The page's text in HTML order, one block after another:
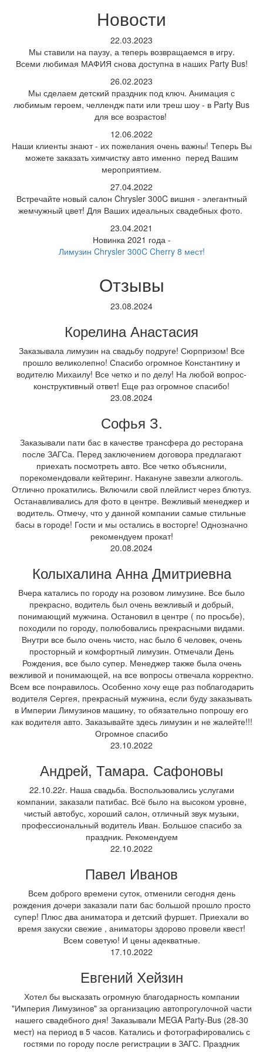
Новости
22.03.2023
Мы ставили на паузу, а теперь возвращаемся в игру.
Всеми любимая МАФИЯ снова доступна в наших Party Bus!
26.02.2023
Мы сделаем детский праздник под ключ. Анимация с
любимым героем, челлендж пати или треш шоу - в Party Bus
для все возрастов!
12.06.2022
Наши клиенты знают - их пожелания очень важны! Теперь Вы
можете заказать химчистку авто именно перед Вашим
мероприятием.
27.04.2022
Встречайте новый салон Chrysler 300C вишня - элегантный
жемчужный цвет! Для Ваших идеальных свадебных фото.
23.04.2021
Новинка 2021 года -
Лимузин Chrysler 300C Cherry 8 мест!
Отзывы
23.08.2024
Корелина Анастасия
Заказывала лимузин на свадьбу подруге! Сюрпризом! Все
прошло великолепно! Спасибо огромное Константину и
водителю Михаилу! Все четко и по делу! На любой вопрос-
конструктивный ответ! Еще раз огромное спасибо!
23.08.2024
Софья З.
Заказывали пати бас в качестве трансфера до ресторана
после ЗАГСа. Перед заключением договора предлагают
приехать посмотреть авто. Все четко объяснили,
порекомендовали кейтеринг. Накануне завезли алкоголь.
Отлично прокатились. Включили свой плейлист через блютуз.
Останавливались для фото в центре. Вежливый менеджер и
водитель. Отмечу, что у данной компании самые стильные
басы в городе! Гости и мы остались в восторге! Однозначно
рекомендуем прокат!
20.08.2024
Колыхалина Анна Дмитриевна
Вчера катались по городу на розовом лимузине. Все было
прекрасно, водитель был очень вежливый и добрый,
понимающий мужчина. Остановил в центре ( по просьбе),
походили по городу, полюбовались прекрасными видами.
Внутри все было очень чисто, нас было 6 человек, очень
просторный и комфортный лимузин. Отмечали День
Рождения, все было супер. Менеджер также была очень
вежливой и понимающей, на все вопросы отвечала корректно.
Всем все понравилось. Особенно хочу еще раз поблагодарить
водителя Сергея, прекрасный мужчина, если буду заказывать
в Империи Лимузинов машину, то обязательно попрошу его
как водителя авто. Заказывайте здесь лимузин и не жалейте!!!
Огромное спасибо
23.10.2022
Андрей, Тамара. Сафоновы
22.10.22г. Наша свадьба. Воспользовались услугами
компании, заказали патибас. Всё было на высоком уровне,
чистый автобус, хороший салон, отличный звук музыки,
профессиональный водитель Иван. Большое спасибо за
праздник. Рекомендуем
22.10.2022
Павел Иванов
Всем доброго времени суток, отменили сегодня день
рождения дочери заказали пати бас большой прошло просто
супер! Плюс два аниматора и детский фуршет. Приехали во
время закуски свежие , аниматоры здорово провели квест!
Всем советую! И цены адекватные.
17.10.2022
Евгений Хейзин
Хотел бы высказать огромную благодарность компании
"Империя Лимузинов" за организацию автопрогулочной части
нашего свадебного дня! Заказывали MEGA Party-Bus (28-30
мест) на период в 5 часов. Катались и фотографировались с
гостями по городу после регистрации в ЗАГС. Праздник